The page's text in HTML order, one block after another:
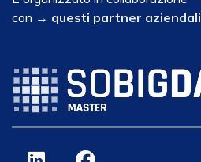
con → questi partner aziendali
LinkedIn